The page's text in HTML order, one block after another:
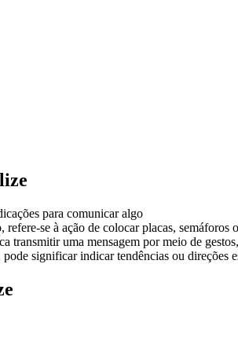
para comunicar algo
refere-se à ação de colocar placas,
transmitir uma mensagem por meio de
significar indicar tendências ou direções